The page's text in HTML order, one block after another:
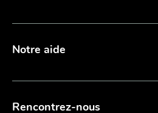
Rencontrez-nous
Notre aide